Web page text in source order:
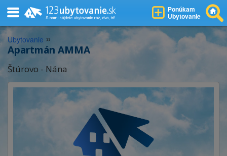
Ponúkam
Ubytovanie
Ubytovanie »
Apartmán AMMA
Štúrovo - Nána